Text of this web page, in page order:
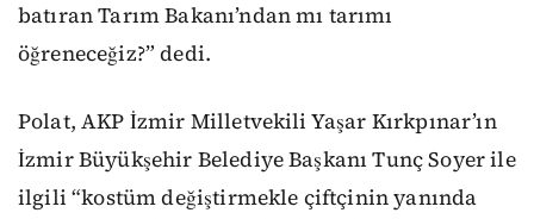
batıran Tarım Bakanı’ndan mı tarımı
öğreneceğiz?” dedi.
Polat, AKP İzmir Milletvekili Yaşar Kırkpınar’ın
İzmir Büyükşehir Belediye Başkanı Tunç Soyer ile
ilgili “kostüm değiştirmekle çiftçinin yanında